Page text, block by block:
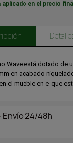
aplicado en el precio
Wave está dotado de
en acabado
el mueble en el que
24/48h